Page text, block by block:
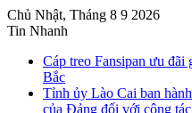
Chủ Nhật, Tháng 8 9 2026
Tin Nhanh
Cáp treo Fansipan ưu
Bắc
Tỉnh ủy Lào Cai ban
của Đảng đối với công